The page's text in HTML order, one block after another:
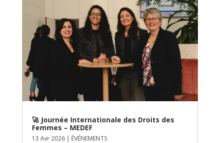
🚀 Journée Internationale des Droits des
Femmes – MEDEF
13 Avr 2026| ÉVÉNEMENTS